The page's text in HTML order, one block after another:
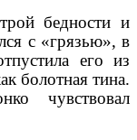
бедности и
с «грязью», в
его из
болотная тина.
чувствовал